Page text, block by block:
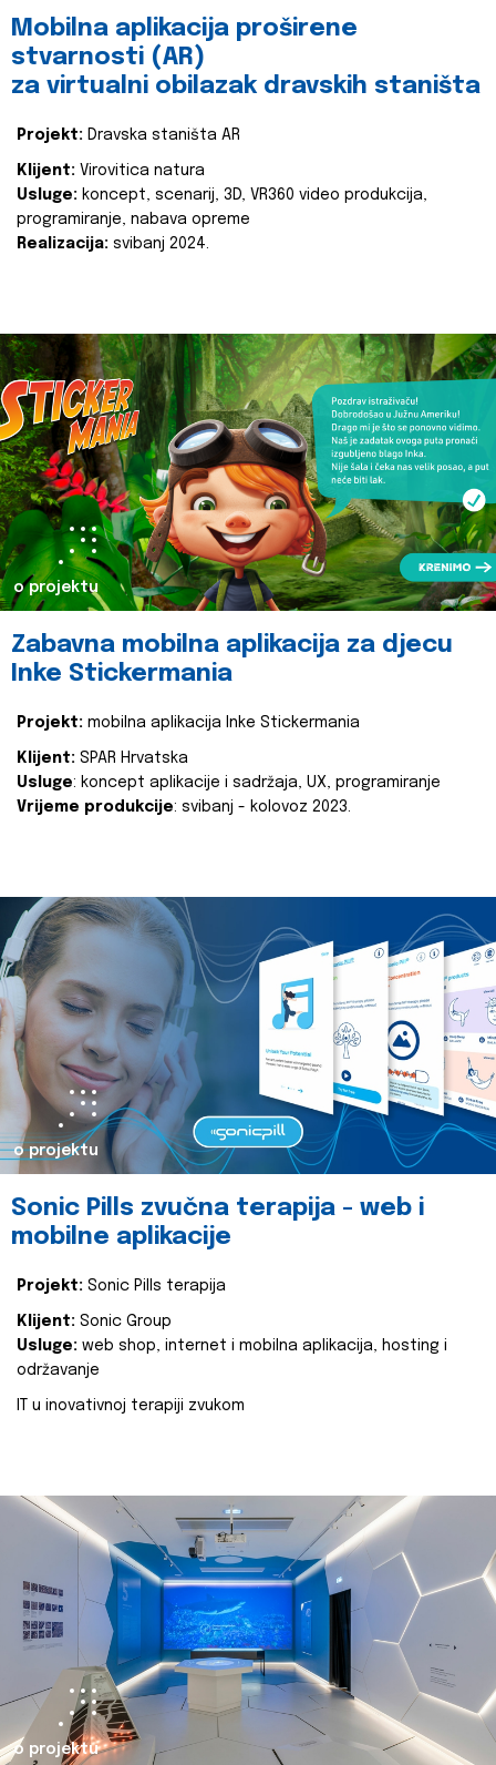
Mobilna aplikacija proširene
stvarnosti (AR)
za virtualni obilazak dravskih staništa
Projekt: Dravska staništa AR
Klijent: Virovitica natura
Usluge: koncept, scenarij, 3D, VR360 video produkcija,
programiranje, nabava opreme
Realizacija: svibanj 2024.
o projektu
Zabavna mobilna aplikacija za djecu
Inke Stickermania
Projekt: mobilna aplikacija Inke Stickermania
Klijent: SPAR Hrvatska
Usluge: koncept aplikacije i sadržaja, UX, programiranje
Vrijeme produkcije: svibanj - kolovoz 2023.
o projektu
Sonic Pills zvučna terapija - web i
mobilne aplikacije
Projekt: Sonic Pills terapija
Klijent: Sonic Group
Usluge: web shop, internet i mobilna aplikacija, hosting i
održavanje
IT u inovativnoj terapiji zvukom
o projektu